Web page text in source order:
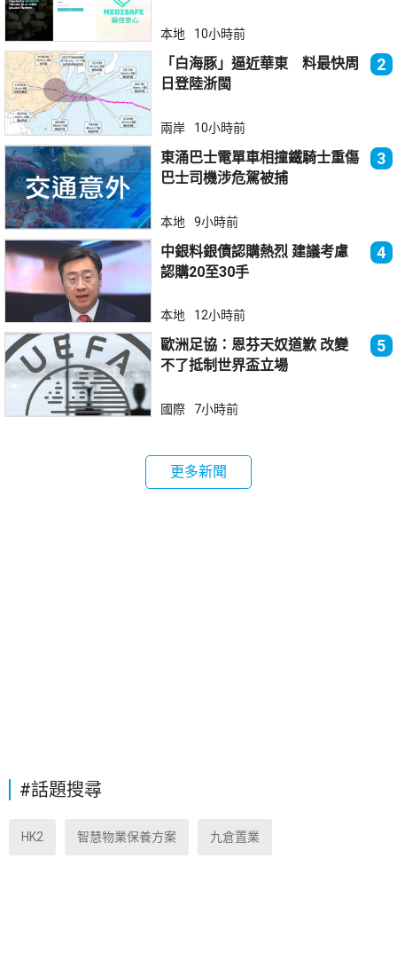
本地 10小時前
「白海豚」逼近華東 料最快周
日登陸浙閩
2
兩岸 10小時前
東涌巴士電單車相撞鐵騎士重傷
巴士司機涉危駕被捕
3
本地 9小時前
中銀料銀債認購熱烈 建議考慮
認購20至30手
4
本地 12小時前
歐洲足協：恩芬天奴道歉 改變
不了抵制世界盃立場
5
國際 7小時前
更多新聞
#話題搜尋
HK2 智慧物業保養方案 九倉置業